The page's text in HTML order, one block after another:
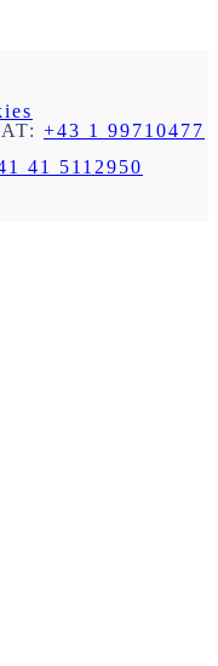
+43 1 99710477
41 5112950